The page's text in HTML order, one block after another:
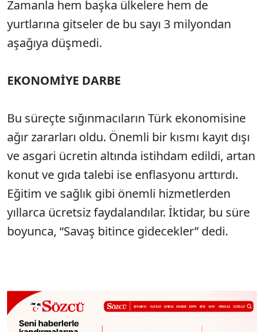
Zamanla hem başka ülkelere hem de
yurtlarına gitseler de bu sayı 3 milyondan
aşağıya düşmedi.
EKONOMİYE DARBE
Bu süreçte sığınmacıların Türk ekonomisine
ağır zararları oldu. Önemli bir kısmı kayıt dışı
ve asgari ücretin altında istihdam edildi, artan
konut ve gıda talebi ise enflasyonu arttırdı.
Eğitim ve sağlık gibi önemli hizmetlerden
yıllarca ücretsiz faydalandılar. İktidar, bu süre
boyunca, “Savaş bitince gidecekler” dedi.